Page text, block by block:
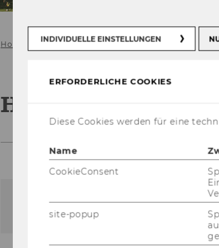
Home About Us How to find us
How to find us
Der Inhalt dieser Seite ist aktuell nur
INDIVIDUELLE EINSTELLUNGEN
ERFORDERLICHE COOKIES
Diese Cookies werden für eine
Name
CookieConsent
site-popup